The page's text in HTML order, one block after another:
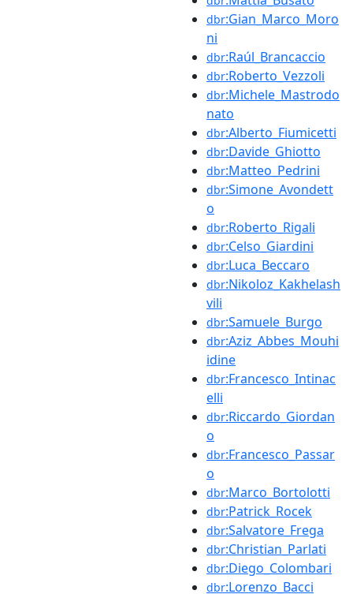
dbr:Gian_Marco_Moro
ni
dbr:Raúl_Brancaccio
dbr:Roberto_Vezzoli
dbr:Michele_Mastrodo
nato
dbr:Alberto_Fiumicetti
dbr:Davide_Ghiotto
dbr:Matteo_Pedrini
dbr:Simone_Avondett
o
dbr:Roberto_Rigali
dbr:Celso_Giardini
dbr:Luca_Beccaro
dbr:Nikoloz_Kakhelash
vili
dbr:Samuele_Burgo
dbr:Aziz_Abbes_Mouhi
idine
dbr:Francesco_Intinac
elli
dbr:Riccardo_Giordan
o
dbr:Francesco_Passar
o
dbr:Marco_Bortolotti
dbr:Patrick_Rocek
dbr:Salvatore_Frega
dbr:Christian_Parlati
dbr:Diego_Colombari
dbr:Lorenzo_Bacci